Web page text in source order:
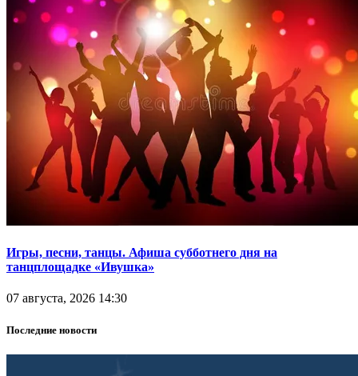
Игры, песни, танцы. Афиша субботнего дня на
танцплощадке «Ивушка»
07 августа, 2026 14:30
Последние новости